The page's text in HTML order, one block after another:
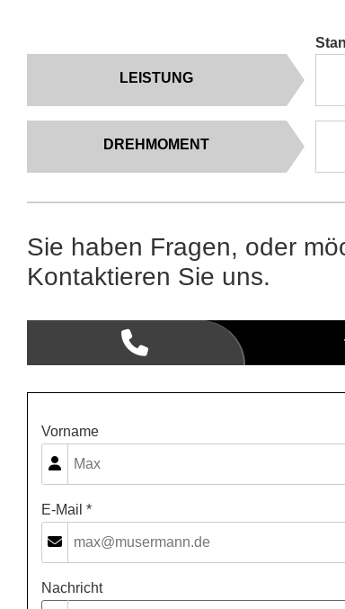
LEISTUNG
DREHMOMENT
Sie haben Fragen, oder
Kontaktieren Sie uns.
Vorname
E-Mail *
Nachricht